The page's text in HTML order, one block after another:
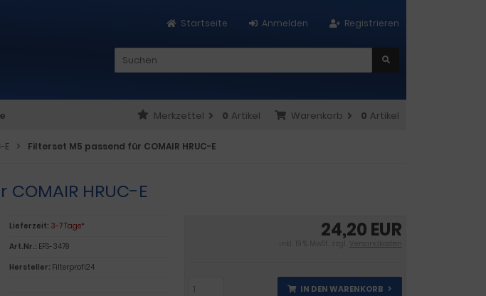
Registrieren
Anmelden
Startseite
Warenkorb 0 Artikel
Merkzettel 0 Artikel
E Filterset M5 passend für COMAIR HRUC-E
HRUC-E
24,20 EUR
inkl. 19 % MwSt. zzgl. Versandkosten
IN DEN WARENKORB
Lieferzeit: 3-7 Tage*
Art.Nr.: EFS-3479
Hersteller: Filterprofi24